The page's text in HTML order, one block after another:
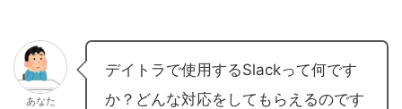
あなた
デイトラで使用するSlackって何です
か？どんな対応をしてもらえるのです